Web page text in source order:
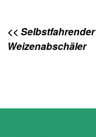
<<
Weizenabschäler